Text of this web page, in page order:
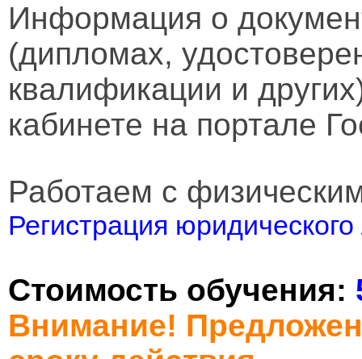
Информация о
(дипломах,
квалификации и
кабинете на портале
Работаем с
Регистрация
Стоимость обучения:
Внимание!